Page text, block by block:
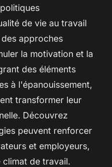
de vie au travail
approches
la motivation et la
des éléments
à l'épanouissement,
transformer leur
Découvrez
peuvent renforcer
et employeurs,
de travail.